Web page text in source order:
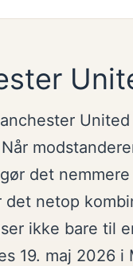
det
det netop
ikke bare til
19. maj 2026